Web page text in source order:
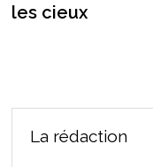
les cieux
La rédaction